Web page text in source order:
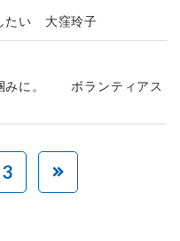
たい 大窪玲子
みに。 ボランティアス
3